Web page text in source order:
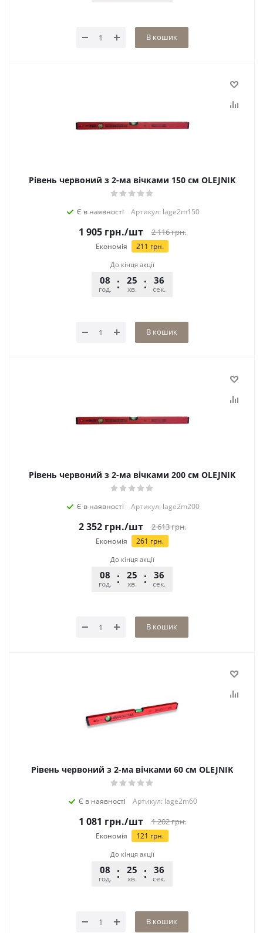
В кошик
Рівень червоний з 2-ма вічками 150 см OLEJNIK
Є в наявності Артикул: lage2m150
1 905грн./шт 2 116грн.
Економія 211 грн.
До кінця акції
08
год.
25
хв.
36
сек.
В кошик
Рівень червоний з 2-ма вічками 200 см OLEJNIK
Є в наявності Артикул: lage2m200
2 352грн./шт 2 613грн.
Економія 261 грн.
До кінця акції
08
год.
25
хв.
36
сек.
В кошик
Рівень червоний з 2-ма вічками 60 см OLEJNIK
Є в наявності Артикул: lage2m60
1 081 грн./шт 1 202грн.
Економія 121 грн.
До кінця акції
08
год.
25
хв.
36
сек.
В кошик